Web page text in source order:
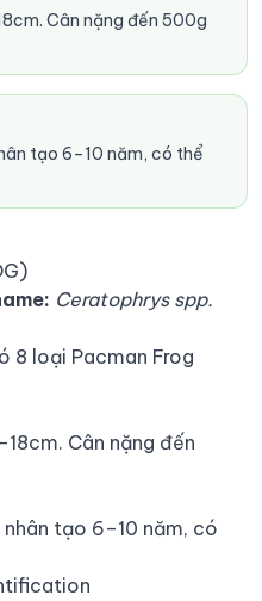
Cân nặng đến 500g
tạo 6–10 năm, có thể
Ceratophrys spp.
8 loại Pacman Frog
Cân nặng đến
tạo 6–10 năm, có